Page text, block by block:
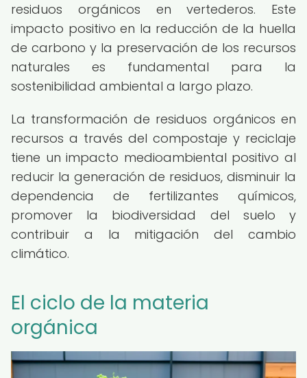
residuos orgánicos en vertederos. Este
impacto positivo en la reducción de la huella
de carbono y la preservación de los recursos
naturales es fundamental para la
sostenibilidad ambiental a largo plazo.
La transformación de residuos orgánicos en
recursos a través del compostaje y reciclaje
tiene un impacto medioambiental positivo al
reducir la generación de residuos, disminuir la
dependencia de fertilizantes químicos,
promover la biodiversidad del suelo y
contribuir a la mitigación del cambio
climático.
El ciclo de la materia
orgánica